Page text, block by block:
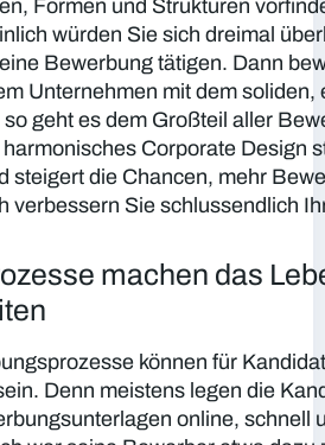
Formen und Strukturen
würden Sie sich dreimal
Bewerbung tätigen. Dann
Unternehmen mit dem soliden,
geht es dem Großteil aller
Corporate Design
steigert die Chancen, mehr
verbessern Sie schlussendlich
machen das
können für
Denn meistens legen die
online, schnell